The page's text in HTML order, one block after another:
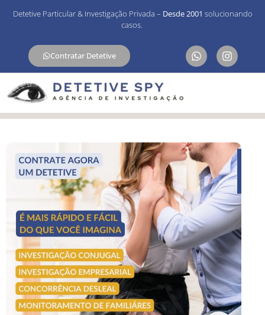
Detetive Particular & Investigação Privada – Desde 2001 solucionando
casos.
Contratar Detetive